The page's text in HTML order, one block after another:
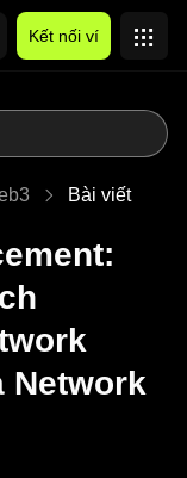
Kết nối ví
Bài viết
Network